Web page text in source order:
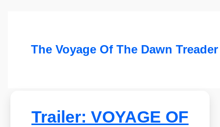
The Voyage Of The Dawn Treader
Trailer: VOYAGE OF